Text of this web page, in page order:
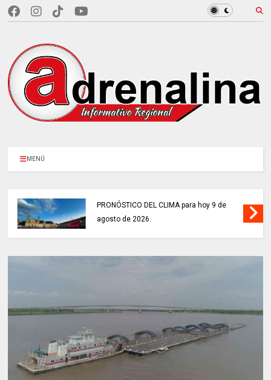
MENÚ
PRONÓSTICO DEL CLIMA para hoy 9 de
agosto de 2026.